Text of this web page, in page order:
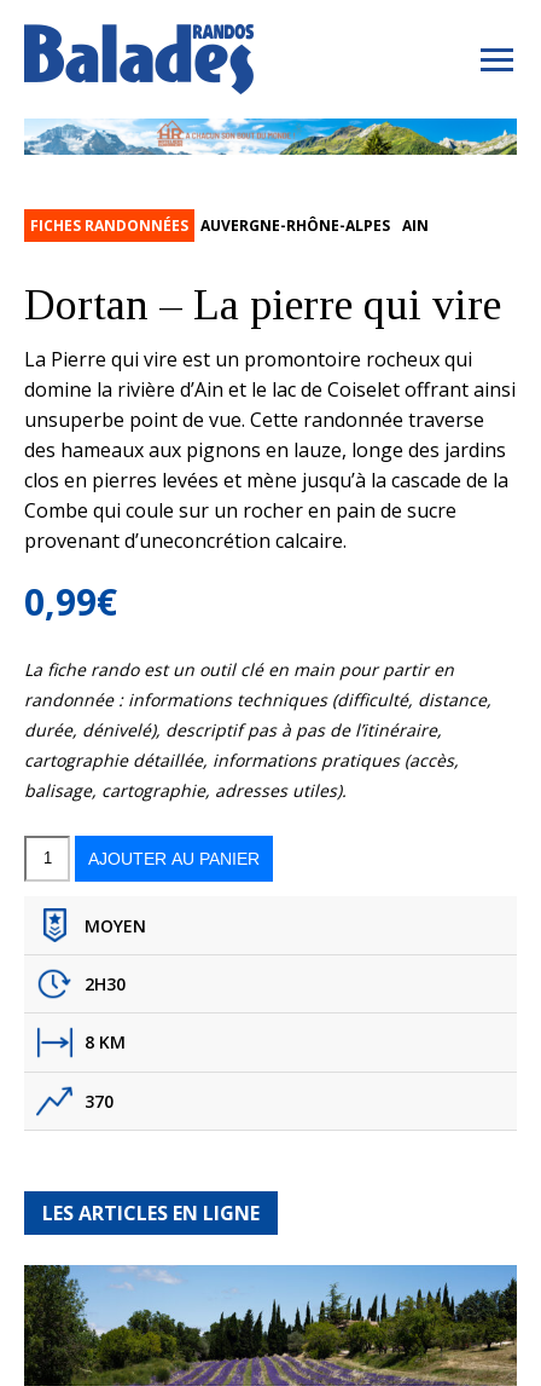
FICHES RANDONNÉES AUVERGNE-RHÔNE-ALPES AIN
Dortan – La pierre qui vire
La Pierre qui vire est un promontoire rocheux qui
domine la rivière d’Ain et le lac de Coiselet offrant ainsi
unsuperbe point de vue. Cette randonnée traverse
des hameaux aux pignons en lauze, longe des jardins
clos en pierres levées et mène jusqu’à la cascade de la
Combe qui coule sur un rocher en pain de sucre
provenant d’uneconcrétion calcaire.
0,99€
La fiche rando est un outil clé en main pour partir en
randonnée : informations techniques (difficulté, distance,
durée, dénivelé), descriptif pas à pas de l’itinéraire,
cartographie détaillée, informations pratiques (accès,
balisage, cartographie, adresses utiles).
quantité
qui
AJOUTER AU PANIER
MOYEN
2H30
8 KM
370
LES ARTICLES EN LIGNE